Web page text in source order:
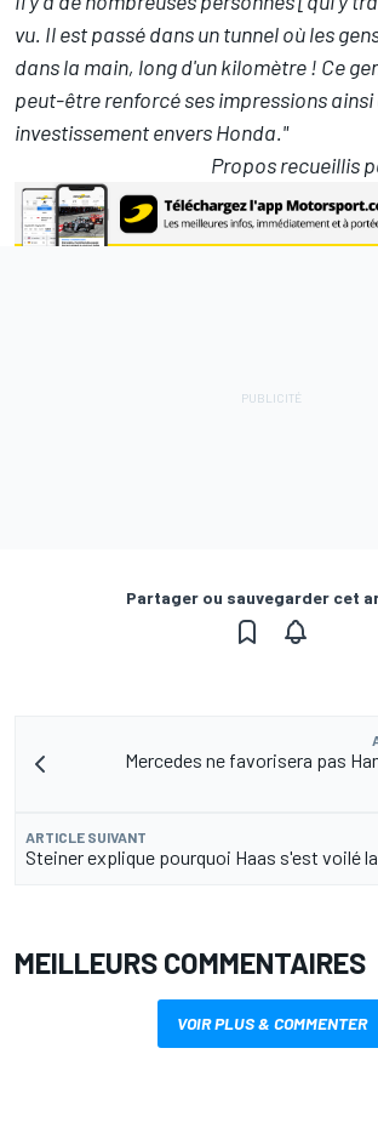
vu. Il est passé dans un tunnel où les
dans la main, long d'un kilomètre ! Ce
peut-être renforcé ses impressions ainsi
investissement envers Honda."
Propos recueillis
Partager ou sauvegarder cet
Mercedes ne favorisera pas
ARTICLE SUIVANT
Steiner explique pourquoi Haas s'est voilé
MEILLEURS COMMENTAIRES
VOIR PLUS & COMMENTER